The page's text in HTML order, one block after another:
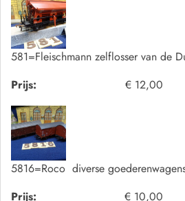
581=Fleischmann zelflosser van de
Prijs:
€ 12,00
5816=Roco diverse
Prijs:
€ 10,00